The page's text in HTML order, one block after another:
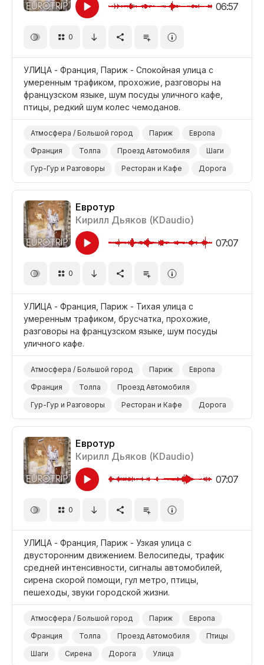
06:57
0
УЛИЦА - Франция, Париж - Спокойная улица с
умеренным трафиком, прохожие, разговоры на
французском языке, шум посуды уличного кафе,
птицы, редкий шум колес чемоданов.
Атмосфера / Большой город Париж
Европа
Франция
Толпа Проезд Автомобиля
Шаги
Гур-Гур и Разговоры
Ресторан и Кафе
Дорога
Евротур
Кирилл Дьяков (KDaudio)
07:07
0
УЛИЦА - Франция, Париж - Тихая улица с
умеренным трафиком, брусчатка, прохожие,
разговоры на французском языке, шум посуды
уличного кафе.
Атмосфера / Большой город Париж
Европа
Франция
Толпа
Проезд Автомобиля
Гур-Гур и Разговоры
Ресторан и Кафе
Дорога
Евротур
Кирилл Дьяков (KDaudio)
07:07
0
УЛИЦА - Франция, Париж - Узкая улица с
двусторонним движением. Велосипеды, трафик
средней интенсивности, сигналы автомобилей,
сирена скорой помощи, гул метро, птицы,
пешеходы, звуки городской жизни.
Атмосфера / Большой город Париж
Европа
Франция
Толпа Проезд Автомобиля
Птицы
Шаги
Сирена Дорога Улица